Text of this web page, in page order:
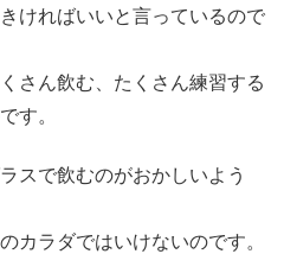
ければいいと言っているので
さん飲む、たくさん練習する
す。
スで飲むのがおかしいよう
カラダではいけないのです。